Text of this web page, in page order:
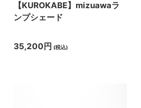
【KUROKABE】mizuawaラ
ンプシェード
35,200円 (税込)